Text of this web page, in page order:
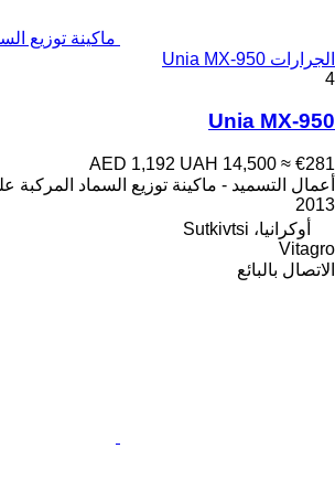
ماكينة توزيع
الجرارات Unia MX-950
4
Unia MX-950
AED 1,192 UAH 14,500 ≈ €281
أعمال التسميد - ماكينة توزيع السماد المركبة
2013
أوكرانيا، Sutkivtsi
Vitagro
الاتصال بالبائع